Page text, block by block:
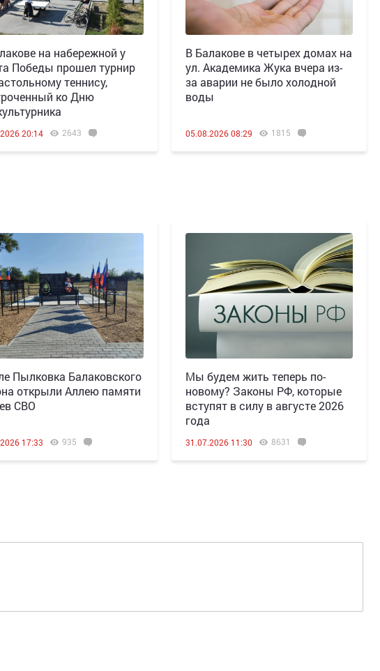
на набережной у
Победы прошел турнир
теннису,
ко Дню
20:14 2643
В Балакове в четырех домах на
ул. Академика Жука вчера из-
за аварии не было холодной
воды
05.08.2026 08:29 1815
Пылковка Балаковского
открыли Аллею памяти
СВО
17:33 935
Мы будем жить теперь по-
новому? Законы РФ, которые
вступят в силу в августе 2026
года
31.07.2026 11:30 8631